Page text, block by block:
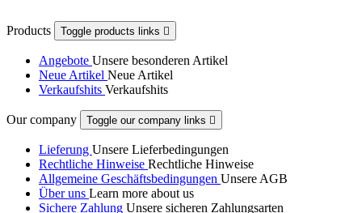
Products Toggle products links 
Angebote Unsere besonderen Artikel
Neue Artikel Neue Artikel
Verkaufshits Verkaufshits
Our company Toggle our company links 
Lieferung Unsere Lieferbedingungen
Rechtliche Hinweise Rechtliche Hinweise
Allgemeine Geschäftsbedingungen Unsere AGB
Über uns Learn more about us
Sichere Zahlung Unsere sicheren Zahlungsarten